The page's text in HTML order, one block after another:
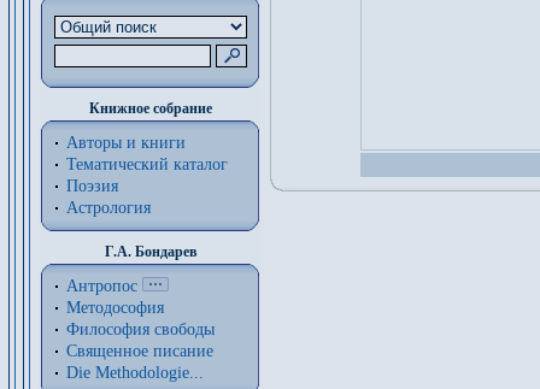
Книжное собрание
Авторы и книги
Тематический каталог
Поэзия
Астрология
Г.А. Бондарев
Антропос
Методософия
Философия cвободы
Священное писание
Die Methodologie...